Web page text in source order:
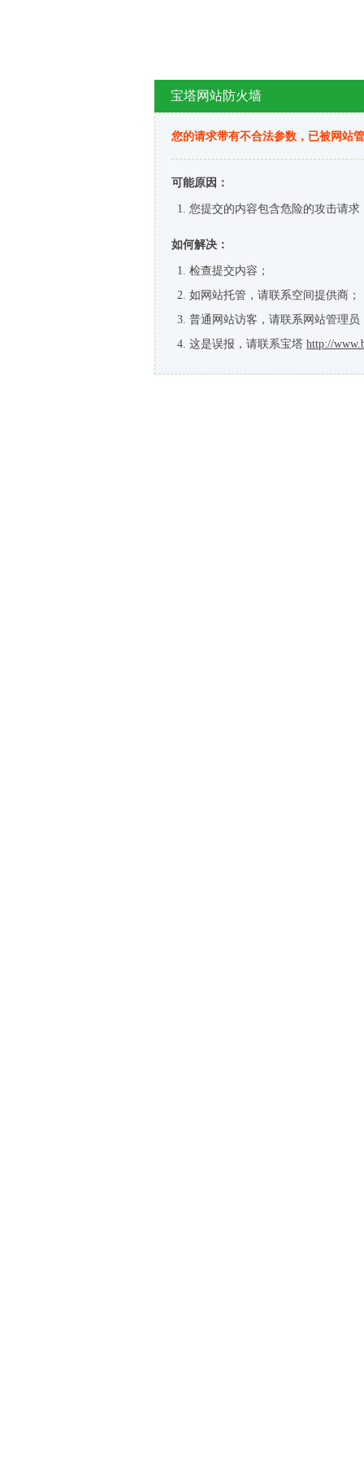
宝塔网站防火墙
您的请求带有不合法参数，已被网站
可能原因：
您提交的内容包含危险的攻击请求
如何解决：
检查提交内容；
如网站托管，请联系空间提供商；
普通网站访客，请联系网站管理员
这是误报，请联系宝塔 http://